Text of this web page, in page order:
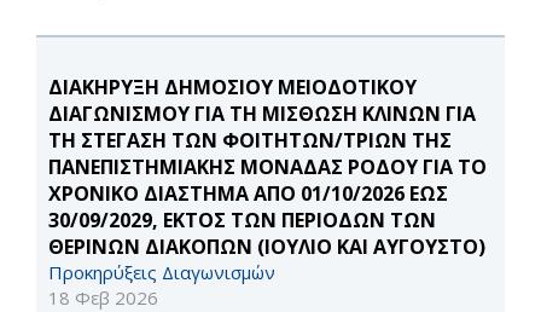
ΔΙΑΚΗΡΥΞΗ ΔΗΜΟΣΙΟΥ ΜΕΙΟΔΟΤΙΚΟΥ
ΔΙΑΓΩΝΙΣΜΟΥ ΓΙΑ ΤΗ ΜΙΣΘΩΣΗ ΚΛΙΝΩΝ ΓΙΑ
ΤΗ ΣΤΕΓΑΣΗ ΤΩΝ ΦΟΙΤΗΤΩΝ/ΤΡΙΩΝ ΤΗΣ
ΠΑΝΕΠΙΣΤΗΜΙΑΚΗΣ ΜΟΝΑΔΑΣ ΡΟΔΟΥ ΓΙΑ ΤΟ
ΧΡΟΝΙΚΟ ΔΙΑΣΤΗΜΑ ΑΠΟ 01/10/2026 ΕΩΣ
30/09/2029, ΕΚΤΟΣ ΤΩΝ ΠΕΡΙΟΔΩΝ ΤΩΝ
ΘΕΡΙΝΩΝ ΔΙΑΚΟΠΩΝ (ΙΟΥΛΙΟ ΚΑΙ ΑΥΓΟΥΣΤΟ)
Προκηρύξεις Διαγωνισμών
18 Φεβ 2026